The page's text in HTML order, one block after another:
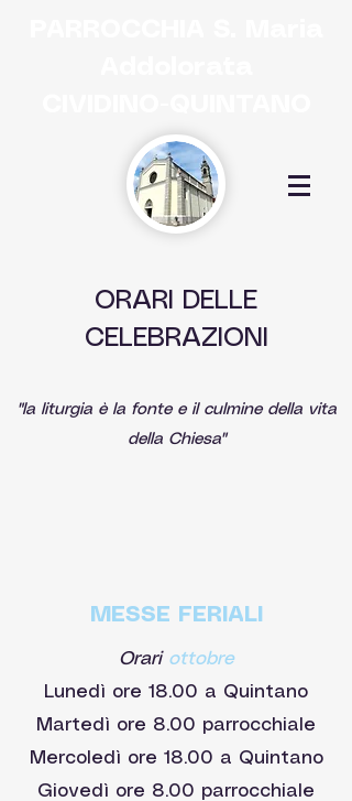
ORARI DELLE
CELEBRAZIONI
"la liturgia è la fonte e il culmine della vita
della Chiesa"
MESSE FERIALI
Orari ottobre
Lunedì ore 18.00 a Quintano
Martedì ore 8.00 parrocchiale
Mercoledì ore 18.00 a Quintano
Giovedì ore 8.00 parrocchiale